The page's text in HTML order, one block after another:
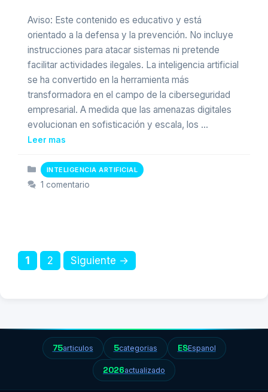
Aviso: Este contenido es educativo y está
orientado a la defensa y la prevención. No incluye
instrucciones para atacar sistemas ni pretende
facilitar actividades ilegales. La inteligencia artificial
se ha convertido en la herramienta más
transformadora en el campo de la ciberseguridad
empresarial. A medida que las amenazas digitales
evolucionan en sofisticación y escala, los …
Leer mas
Categorias
INTELIGENCIA ARTIFICIAL
1 comentario
Pagina
1 Pagina
2 Siguiente →
75articulos 5categorias ESEspanol
2026actualizado